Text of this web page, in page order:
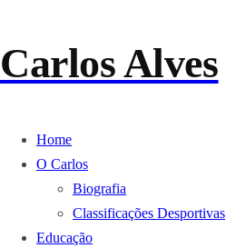
Carlos Alves
Home
O Carlos
Biografia
Classificações Desportivas
Educação